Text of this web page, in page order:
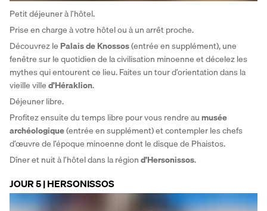
Petit déjeuner à l’hôtel.
Prise en charge à votre hôtel ou à un arrêt proche.
Découvrez le Palais de Knossos (entrée en supplément), une
fenêtre sur le quotidien de la civilisation minoenne et décelez les
mythes qui entourent ce lieu. Faites un tour d’orientation dans la
vieille ville d’Héraklion.
Déjeuner libre.
Profitez ensuite du temps libre pour vous rendre au musée
archéologique (entrée en supplément) et contempler les chefs
d’œuvre de l’époque minoenne dont le disque de Phaistos.
Dîner et nuit à l’hôtel dans la région d’Hersonissos.
JOUR 5 | HERSONISSOS